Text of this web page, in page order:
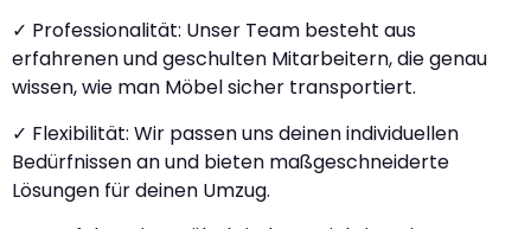
✓ Professionalität: Unser Team besteht aus
erfahrenen und geschulten Mitarbeitern, die genau
wissen, wie man Möbel sicher transportiert.
✓ Flexibilität: Wir passen uns deinen individuellen
Bedürfnissen an und bieten maßgeschneiderte
Lösungen für deinen Umzug.